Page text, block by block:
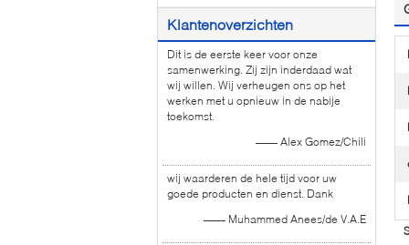
Klantenoverzichten
Dit is de eerste keer voor onze
samenwerking. Zij zijn inderdaad wat
wij willen. Wij verheugen ons op het
werken met u opnieuw in de nabije
toekomst.
—— Alex Gomez/Chili
wij waarderen de hele tijd voor uw
goede producten en dienst. Dank
—— Muhammed Anees/de V.A.E